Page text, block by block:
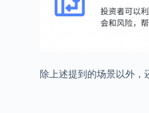
除上述提到的场景以外，